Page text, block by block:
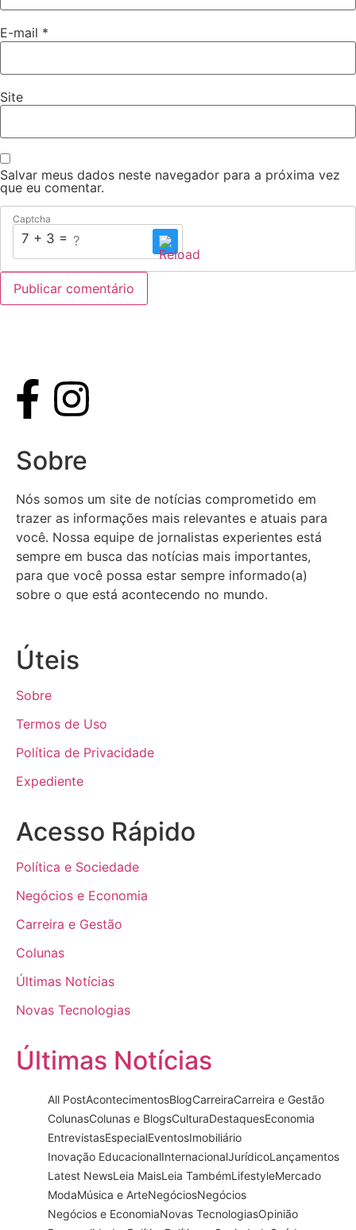
E-mail *
Site
Salvar meus dados neste navegador para a próxima vez
que eu comentar.
Captcha
7 + 3 = ?
Sobre
Nós somos um site de notícias comprometido em
trazer as informações mais relevantes e atuais para
você. Nossa equipe de jornalistas experientes está
sempre em busca das notícias mais importantes,
para que você possa estar sempre informado(a)
sobre o que está acontecendo no mundo.
Úteis
Sobre
Termos de Uso
Política de Privacidade
Expediente
Acesso Rápido
Política e Sociedade
Negócios e Economia
Carreira e Gestão
Colunas
Últimas Notícias
Novas Tecnologias
Últimas Notícias
All PostAcontecimentosBlogCarreiraCarreira e Gestão
ColunasColunas e BlogsCulturaDestaquesEconomia
EntrevistasEspecialEventosImobiliário
Inovação EducacionalInternacionalJurídicoLançamentos
Latest NewsLeia MaisLeia TambémLifestyleMercado
ModaMúsica e ArteNegóciosNegócios
Negócios e EconomiaNovas TecnologiasOpinião